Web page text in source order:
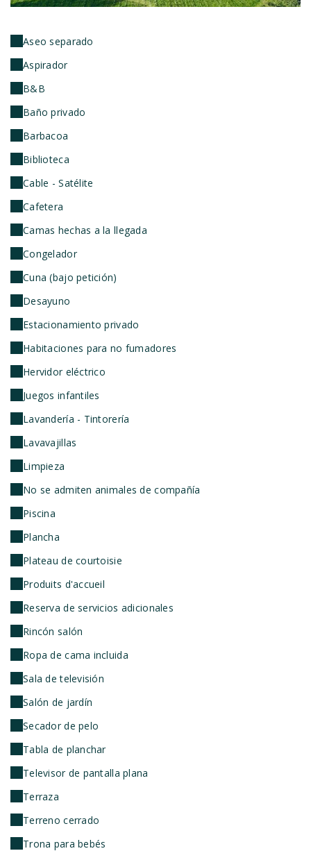
Aseo separado
Aspirador
B&B
Baño privado
Barbacoa
Biblioteca
Cable - Satélite
Cafetera
Camas hechas a la llegada
Congelador
Cuna (bajo petición)
Desayuno
Estacionamiento privado
Habitaciones para no fumadores
Hervidor eléctrico
Juegos infantiles
Lavandería - Tintorería
Lavavajillas
Limpieza
No se admiten animales de compañía
Piscina
Plancha
Plateau de courtoisie
Produits d'accueil
Reserva de servicios adicionales
Rincón salón
Ropa de cama incluida
Sala de televisión
Salón de jardín
Secador de pelo
Tabla de planchar
Televisor de pantalla plana
Terraza
Terreno cerrado
Trona para bebés